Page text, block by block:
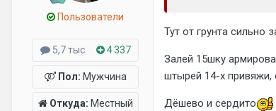
Пользователи
5,7 тыс 4 337
Пол: Мужчина
Откуда: Местный
Тут от грунта сильно
Залей 15шку
штырей 14-х
Дёшево и сердито